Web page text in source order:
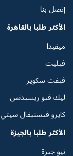
إتصل بنا
الأكثر طلبا بالقاهرة
ميفيدا
فيليت
فيفث سكوير
ليك فيو ريسيدنس
كايرو فيستيفال سيتي
الأكثر طلبا بالجيزة
نيو جيزة